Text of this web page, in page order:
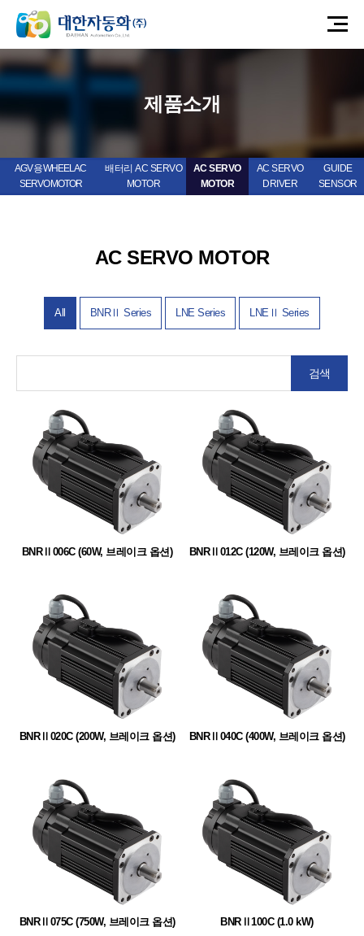
제품소개
AGV 용 WHEEL AC
SERVO MOTOR
배터리 AC SERVO
MOTOR
AC SERVO
MOTOR
AC SERVO
DRIVER
GUIDE
SENSOR
AC SERVO MOTOR
All BNRⅡ Series LNE Series LNEⅡ Series
검색
BNRⅡ006C (60W, 브레이크 옵션) BNRⅡ012C (120W, 브레이크 옵션)
BNRⅡ020C (200W, 브레이크 옵션) BNRⅡ040C (400W, 브레이크 옵션)
BNRⅡ075C (750W, 브레이크 옵션) BNRⅡ100C (1.0 kW)